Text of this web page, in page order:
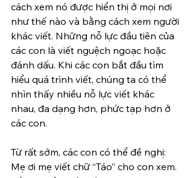
cách xem nó được hiển thị ở mọi nơi
như thế nào và bằng cách xem người
khác viết. Những nỗ lực đầu tiên của
các con là viết nguệch ngoạc hoặc
đánh dấu. Khi các con bắt đầu tìm
hiểu quá trình viết, chúng ta có thể
nhìn thấy nhiều nỗ lực viết khác
nhau, đa dạng hơn, phức tạp hơn ở
các con.
Từ rất sớm, các con có thể đề nghị:
Mẹ ơi mẹ viết chữ “Táo” cho con xem.